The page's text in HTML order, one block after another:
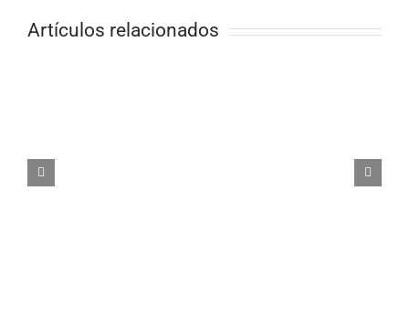
Artículos relacionados